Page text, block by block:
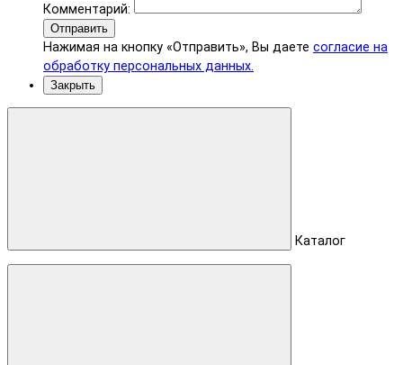
Комментарий:
Отправить
Нажимая на кнопку «Отправить», Вы даете согласие на
обработку персональных данных.
Закрыть
Каталог